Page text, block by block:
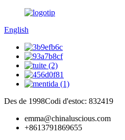
English
Des de 1998Codi d'estoc: 832419
emma@chinaluscious.com
+8613791869655